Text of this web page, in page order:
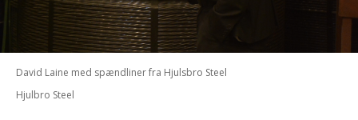
David Laine med spændliner fra Hjulsbro Steel
Hjulbro Steel